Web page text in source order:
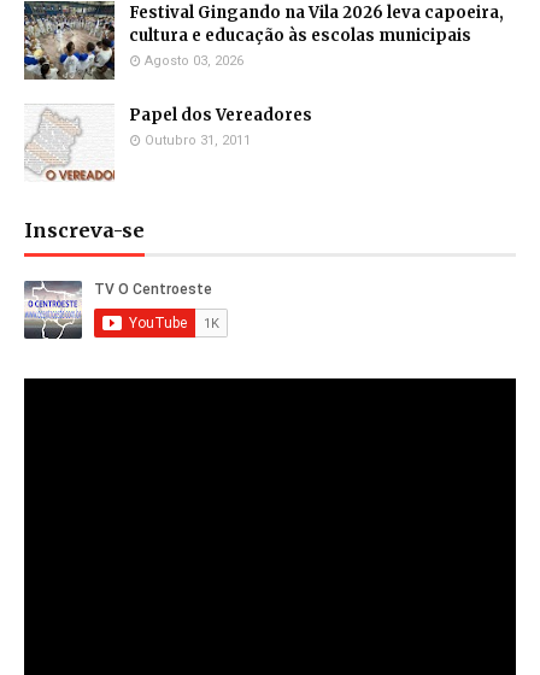
Festival Gingando na Vila 2026 leva capoeira,
cultura e educação às escolas municipais
Agosto 03, 2026
Papel dos Vereadores
Outubro 31, 2011
Inscreva-se